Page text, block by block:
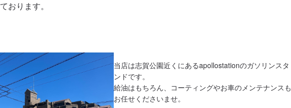
当店は志賀公園近くにあるapollostationのガソリンスタ
ンドです。
給油はもちろん、コーティングやお車のメンテナンスも
お任せくださいませ。